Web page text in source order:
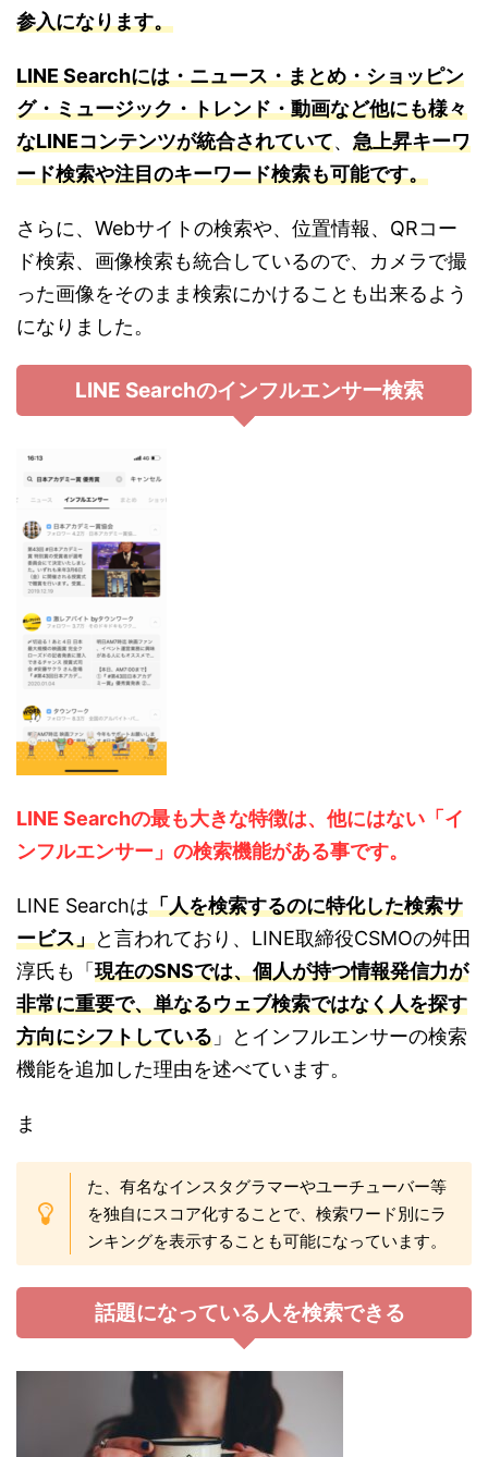
参入になります。
LINE Searchには・ニュース・まとめ・ショッピン
グ・ミュージック・トレンド・動画など他にも様々
なLINEコンテンツが統合されていて、 急上昇キーワ
ード検索や注目のキーワード検索も可能です。
さらに、Webサイトの検索や、位置情報、QRコー
ド検索、画像検索も統合しているので、カメラで撮
った画像をそのまま検索にかけることも出来るよう
になりました。
LINE Searchのインフルエンサー検索
LINE Searchの最も大きな特徴は、 他にはない「イ
ンフルエンサー」の検索機能がある事です。
LINE Searchは「人を検索するのに特化した検索サ
ービス」と言われており、LINE取締役CSMOの舛田
淳氏も「 現在のSNSでは、個人が持つ情報発信力が
非常に重要で、単なるウェブ検索ではなく人を探す
方向にシフトしている 」とインフルエンサーの検索
機能を追加した理由を述べています。
ま
た、有名なインスタグラマーやユーチューバー等
を独自にスコア化することで、検索ワード別にラ
ンキングを表示することも可能になっています。
話題になっている人を検索できる